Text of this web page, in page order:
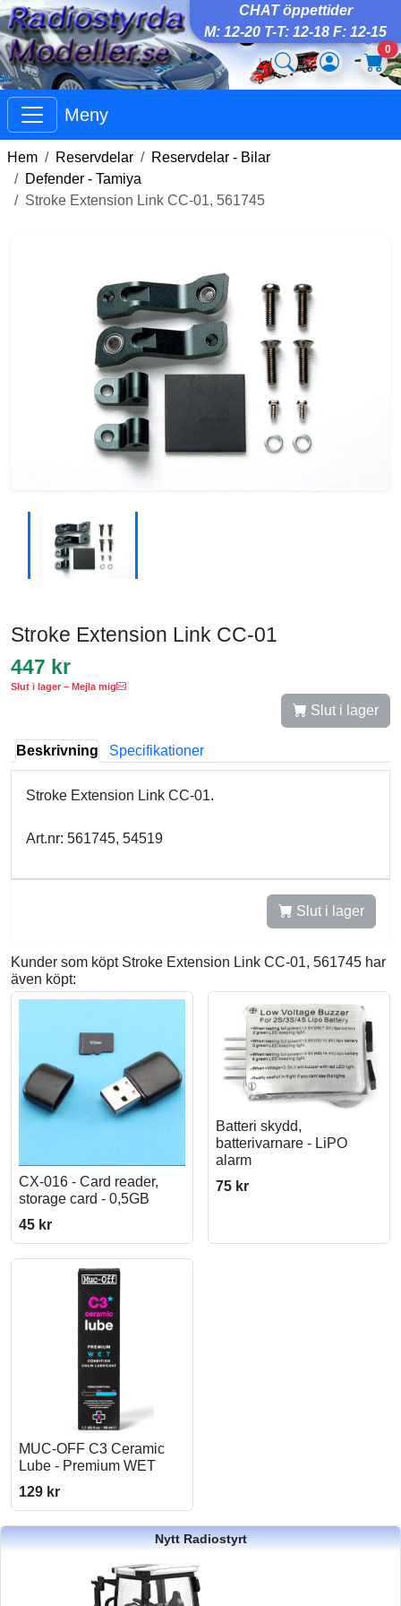
CHAT öppettider
M: 12-20 T-T: 12-18 F: 12-15
0
Meny
Hem Reservdelar
Reservdelar - Bilar
Defender - Tamiya
Stroke Extension Link CC-01, 561745
Stroke Extension Link CC-01
447 kr
Slut i lager – Mejla mig
Slut i lager
Beskrivning Specifikationer
Stroke Extension Link CC-01.
Art.nr: 561745, 54519
Slut i lager
Kunder som köpt Stroke Extension Link CC-01, 561745 har
även köpt:
CX-016 - Card reader,
storage card - 0,5GB
45 kr
Batteri skydd,
batterivarnare - LiPO
alarm
75 kr
MUC-OFF C3 Ceramic
Lube - Premium WET
129 kr
Nytt Radiostyrt